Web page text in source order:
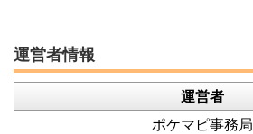
運営者情報
運営者
ポケマピ事務局